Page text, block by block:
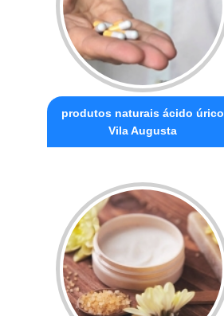
produtos naturais ácido úrico
Vila Augusta